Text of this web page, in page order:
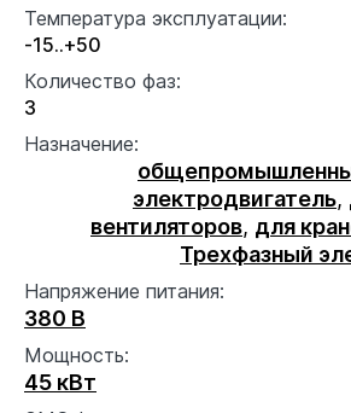
Температура эксплуатации:
-15..+50
Количество фаз:
3
Назначение:
электродвигатель,
вентиляторов, для
Трехфазный
Напряжение питания:
380 В
Мощность:
45 кВт